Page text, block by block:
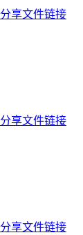
分享文件链接
分享文件链接
分享文件链接